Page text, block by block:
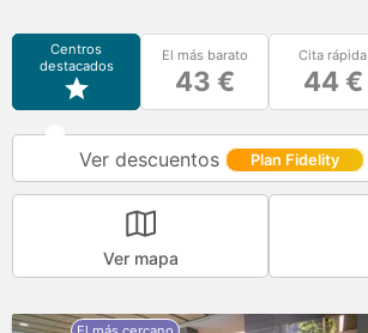
Centros
destacados
El más barato
43 €
Cita rápida
44 €
Ver descuentos Plan Fidelity
Ver mapa